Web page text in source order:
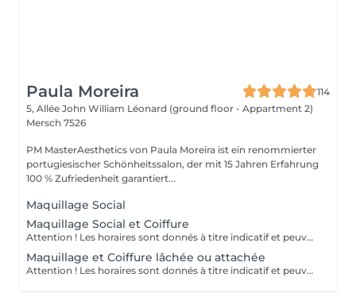
Paula Moreira
114
5, Allée John William Léonard (ground floor - Appartment 2)
Mersch 7526
PM MasterAesthetics von Paula Moreira ist ein renommierter
portugiesischer Schönheitssalon, der mit 15 Jahren Erfahrung
100 % Zufriedenheit garantiert...
Maquillage Social
Maquillage Social et Coiffure
Attention ! Les horaires sont donnés à titre indicatif et peuvent être modifiés au cas par cas.
Maquillage et Coiffure lâchée ou attachée
Attention ! Les horaires sont donnés à titre indicatif et peuvent être modifiés au cas par cas.